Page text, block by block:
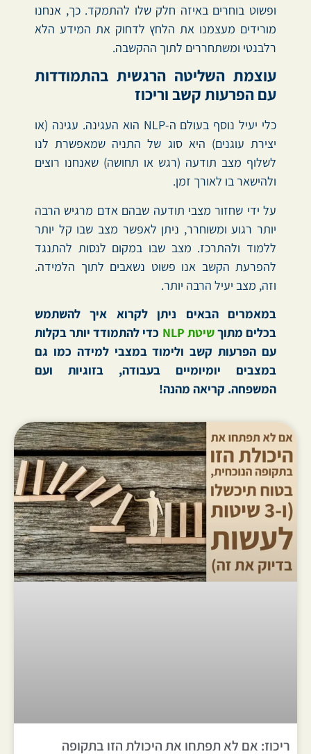
ופשוט בוחרים באיזה חלק שלו להתמקד. כך, אנחנו
מורידים מעצמנו את הלחץ לדחוק את המידע הלא
רלבנטי ומשתחררים לתוך ההקשבה.
עוצמת השליטה הרגשית בהתמודדות
עם הפרעות קשב וריכוז
כלי יעיל נוסף בעולם ה-NLP הוא העגינה. עגינה (או
יצירת עוגנים) היא סוג של התניה שמאפשרת לנו
לשלוף מצב תודעה (רגש או תחושה) שאנחנו רוצים
ולהישאר בו לאורך זמן.
על ידי שחזור מצבי תודעה שבהם אדם מרגיש הרבה
יותר רגוע ומשוחרר, ניתן לאפשר מצב שבו קל יותר
ללמוד ולהתרכז. מצב שבו במקום לנסות להתנגד
להפרעת הקשב אנו פשוט נשאבים לתוך הלמידה.
וזה, מצב יעיל הרבה יותר.
במאמרים הבאים ניתן לקרוא איך להשתמש
בכלים מתוךשיטת NLP כדי להתמודד יותר בקלות
עם הפרעות קשב ולימוד במצבי למידה כמו גם
במצבים יומיומיים בעבודה, בזוגיות ועם
המשפחה. קריאה מהנה!
ריכוז: אם לא תפתחו את היכולת הזו בתקופה